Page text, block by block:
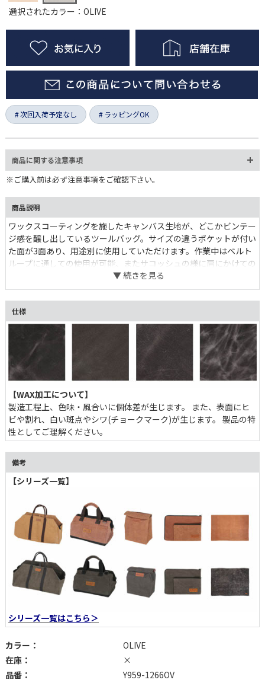
選択されたカラー：OLIVE
次回入荷予定なし ラッピングOK
商品に関する注意事項
※ご購入前は必ず注意事項をご確認下さい。
商品説明
ワックスコーティングを施したキャンバス生地が、どこかビンテー
ジ感を醸し出しているツールバッグ。サイズの違うポケットが付い
た面が3面あり、用途別に使用していただけます。作業中はベルト
ループに通しての使用が可能、またサコッシュの様に肩にかけての
使用も可能です。海外のファームで働く人々のように、使い古した
ジーンズと合わせたくなるようなデザインです。
仕様
【WAX加工について】
製造工程上、色味・風合いに個体差が生じます。 また、表面にヒ
ビや割れ、白い斑点やシワ(チョークマーク)が生じます。 製品の特
性としてご理解ください。
備考
【シリーズ一覧】
シリーズ一覧はこちら＞
カラー：
OLIVE
在庫：
×
品番：
Y959-1266OV